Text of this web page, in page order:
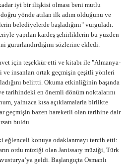
iyi bir ilişkisi olması beni mutlu
yönde atılan ilk adım olduğunu ve
belediyelerde başladığını" vurguladı.
yapılan kardeş şehirliklerin bu yüzden
sözlerine ekledi.
için teşekkür etti ve kitabı ile "Almanya-
insanları ortak geçmişin çeşitli yönleri
belirtti. Okuma etkinliğinin başında
tarihindeki en önemli dönüm noktalarını
yalnızca kısa açıklamalarla birlikte
geçmişin bazen hareketli olan tarihine dair
buldu.
eğlenceli konuya odaklanmayı tercih etti:
ordu müziği olan Janissary müziği, Türk
geldi. Başlangıçta Osmanlı